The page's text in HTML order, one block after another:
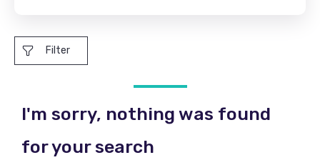
Filter
I'm sorry, nothing was found
for your search